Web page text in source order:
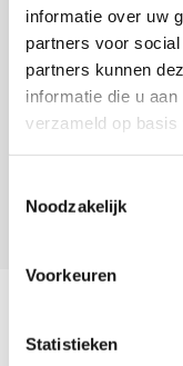
informatie over uw
partners voor
partners kunnen
informatie die u
verzameld op
Noodzakelijk
Voorkeuren
Statistieken
* Met de
bundel kunt u
bellen in 27
Canada,